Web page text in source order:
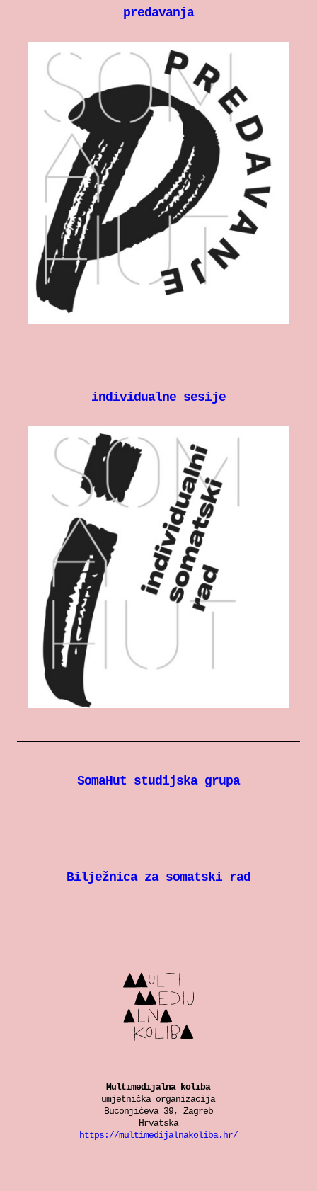
predavanja
individualne sesije
SomaHut studijska grupa
Bilježnica za somatski rad
Multimedijalna koliba
umjetnička organizacija
Buconjićeva 39, Zagreb
Hrvatska
https://multimedijalnakoliba.hr/